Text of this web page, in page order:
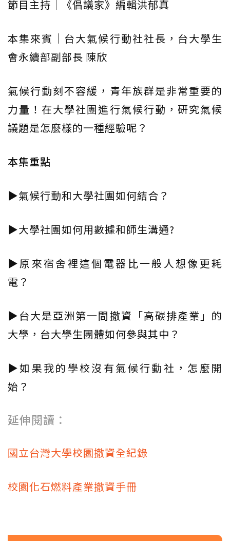
節目主持｜《倡議家》編輯洪郁真
本集來賓｜台大氣候行動社社長，台大學生
會永續部副部長 陳欣
氣候行動刻不容緩，青年族群是非常重要的
力量！在大學社團進行氣候行動，研究氣候
議題是怎麼樣的一種經驗呢？
本集重點
▶氣候行動和大學社團如何結合？
▶大學社團如何用數據和師生溝通?
▶原來宿舍裡這個電器比一般人想像更耗
電？
▶台大是亞洲第一間撤資「高碳排產業」的
大學，台大學生團體如何參與其中？
▶如果我的學校沒有氣候行動社，怎麼開
始？
延伸閱讀：
國立台灣大學校園撤資全紀錄
校園化石燃料產業撤資手冊